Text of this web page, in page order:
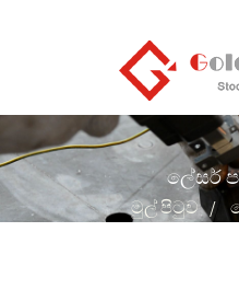
ලේසර්
මුල් පිටුව